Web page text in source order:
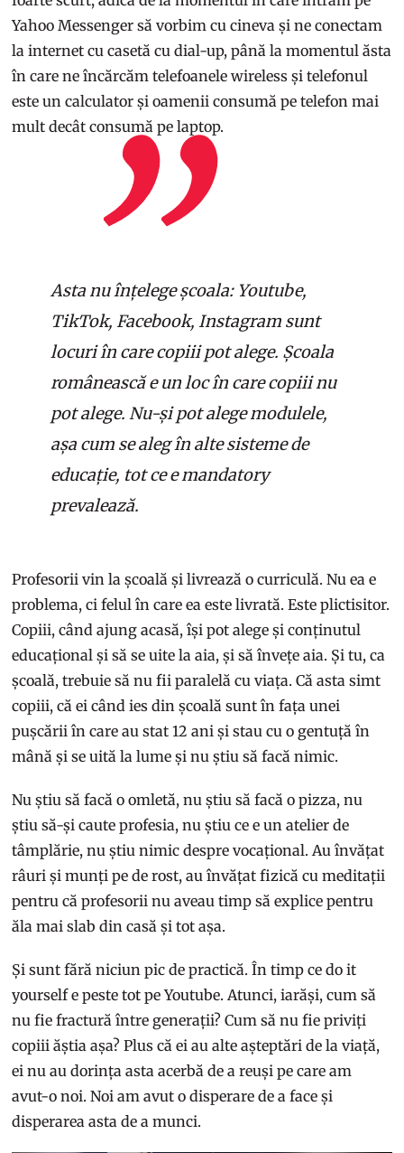
Yahoo Messenger să vorbim cu cineva și ne conectam
la internet cu casetă cu dial-up, până la momentul ăsta
în care ne încărcăm telefoanele wireless și telefonul
este un calculator și oamenii consumă pe telefon mai
mult decât consumă pe laptop.
Asta nu înțelege școala: Youtube,
TikTok, Facebook, Instagram sunt
locuri în care copiii pot alege. Școala
românească e un loc în care copiii nu
pot alege. Nu-și pot alege modulele,
așa cum se aleg în alte sisteme de
educație, tot ce e mandatory
prevalează.
Profesorii vin la școală și livrează o curriculă. Nu ea e
problema, ci felul în care ea este livrată. Este plictisitor.
Copiii, când ajung acasă, își pot alege și conținutul
educațional și să se uite la aia, și să învețe aia. Și tu, ca
școală, trebuie să nu fii paralelă cu viața. Că asta simt
copiii, că ei când ies din școală sunt în fața unei
pușcării în care au stat 12 ani și stau cu o gentuță în
mână și se uită la lume și nu știu să facă nimic.
Nu știu să facă o omletă, nu știu să facă o pizza, nu
știu să-și caute profesia, nu știu ce e un atelier de
tâmplărie, nu știu nimic despre vocațional. Au învățat
râuri și munți pe de rost, au învățat fizică cu meditații
pentru că profesorii nu aveau timp să explice pentru
ăla mai slab din casă și tot așa.
Și sunt fără niciun pic de practică. În timp ce do it
yourself e peste tot pe Youtube. Atunci, iarăși, cum să
nu fie fractură între generații? Cum să nu fie priviți
copiii ăștia așa? Plus că ei au alte așteptări de la viață,
ei nu au dorința asta acerbă de a reuși pe care am
avut-o noi. Noi am avut o disperare de a face și
disperarea asta de a munci.